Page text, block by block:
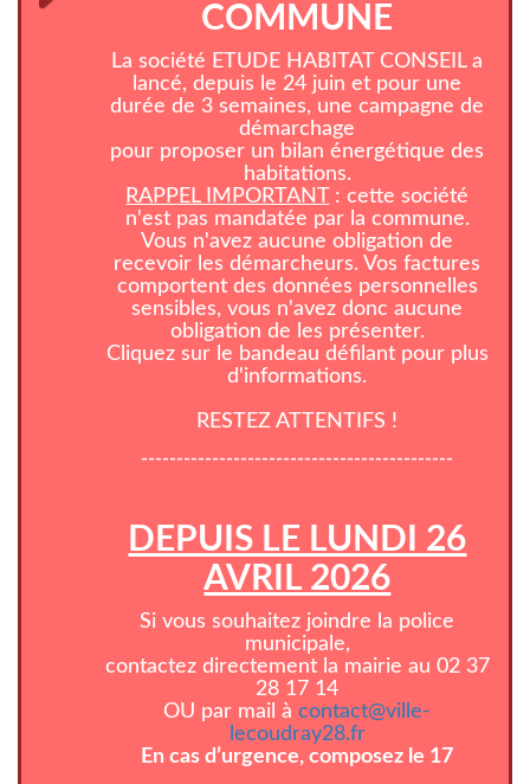
COMMUNE
La société ETUDE HABITAT CONSEIL a
lancé, depuis le 24 juin et pour une
durée de 3 semaines, une campagne de
démarchage
pour proposer un bilan énergétique des
habitations.
RAPPEL IMPORTANT : cette société
n'est pas mandatée par la commune.
Vous n'avez aucune obligation de
recevoir les démarcheurs. Vos factures
comportent des données personnelles
sensibles, vous n'avez donc aucune
obligation de les présenter.
Cliquez sur le bandeau défilant pour plus
d'informations.
RESTEZ ATTENTIFS !
--------------------------------------------
DEPUIS LE LUNDI 26
AVRIL 2026
Si vous souhaitez joindre la police
municipale,
contactez directement la mairie au 02 37
28 17 14
OU par mail àcontact@ville-
lecoudray28.fr
En cas d’urgence, composez le 17